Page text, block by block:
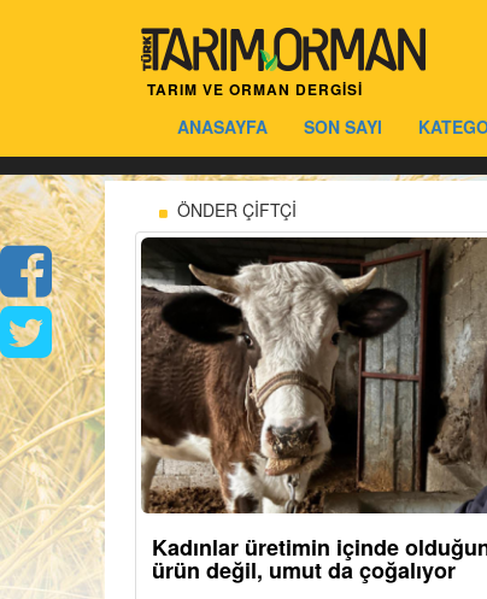
TARIM VE ORMAN DERGİSİ
ANASAYFA SON SAYI
ÖNDER ÇİFTÇİ
Kadınlar üretimin içinde
ürün değil, umut da çoğalıyor